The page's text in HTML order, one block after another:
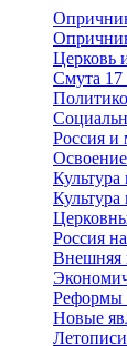
Церковь
Смута 17
Россия и
Россия
Внешняя
Реформы
Новые
Летописи